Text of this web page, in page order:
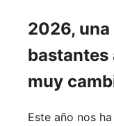
2026,
bastantes
muy
Este año nos